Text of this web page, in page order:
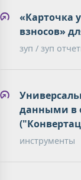
«Карточка
взносов»
зуп / зуп
данными в
инструменты